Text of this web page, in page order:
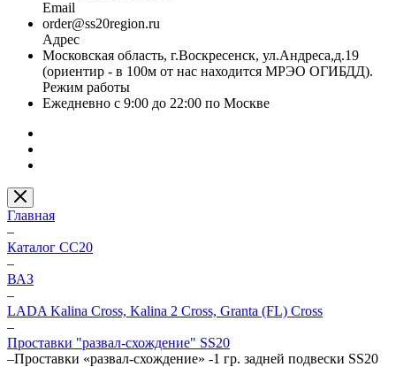
Email
order@ss20region.ru
Адрес
Московская область, г.Воскресенск, ул.Андреса,д.19
(ориентир - в 100м от нас находится МРЭО ОГИБДД).
Режим работы
Ежедневно с 9:00 до 22:00 по Москве
Главная
–
Каталог CC20
–
ВАЗ
–
LADA Kalina Cross, Kalina 2 Cross, Granta (FL) Cross
–
Проставки "развал-схождение" SS20
–Проставки «развал-схождение» -1 гр. задней подвески SS20